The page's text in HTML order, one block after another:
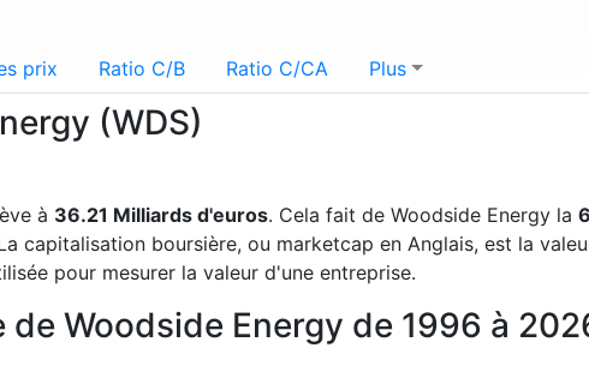
prix Ratio C/B Ratio C/CA Plus
(WDS)
à 36.21 Milliards d'euros. Cela fait de Woodside Energy la
capitalisation boursière, ou marketcap en Anglais, est la
pour mesurer la valeur d'une entreprise.
Woodside Energy de 1996 à